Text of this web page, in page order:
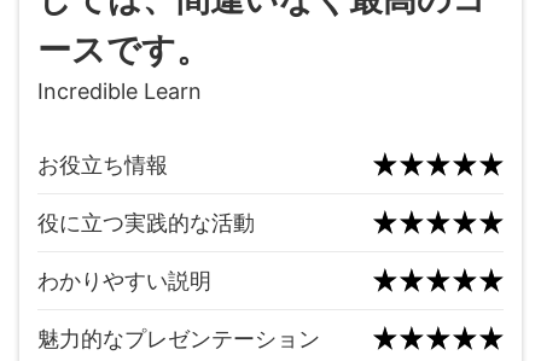
ースです。
Incredible Learn
お役立ち情報
役に立つ実践的な活動
わかりやすい説明
魅力的なプレゼンテーション